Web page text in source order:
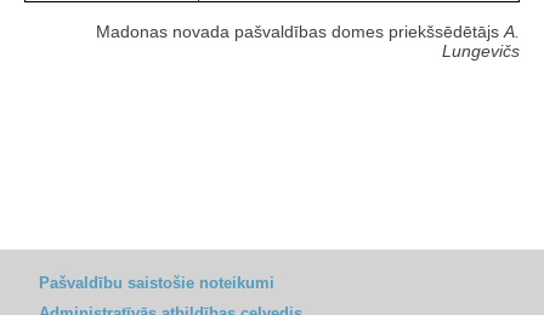
Madonas novada pašvaldības domes priekšsēdētājs A.
Lungevičs
Pašvaldību saistošie noteikumi